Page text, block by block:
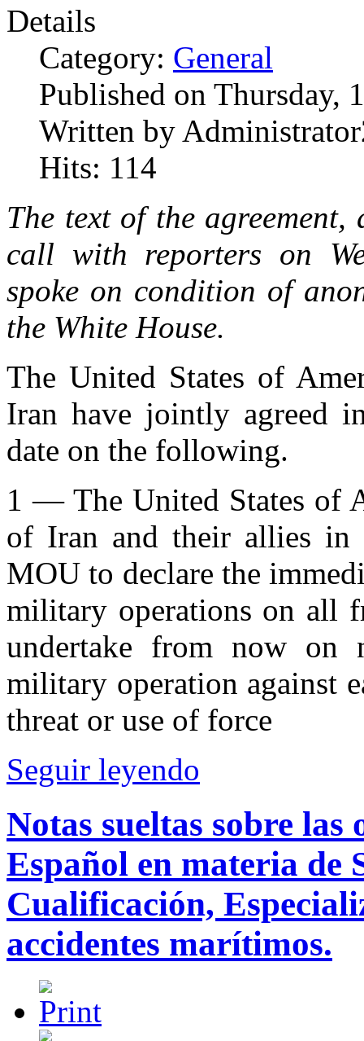
Details
Category: General
Published on Thursday,
Written by
Hits: 114
The text of the
call with reporters on
spoke on condition of
the White House.
The United States of
Iran have jointly agreed
date on the following.
1 — The United States of
of Iran and their allies in
MOU to declare the
military operations on all
undertake from now
military operation against
threat or use of force
Seguir leyendo
Notas sueltas sobre las
Español en materia de
Cualificación,
accidentes marítimos.